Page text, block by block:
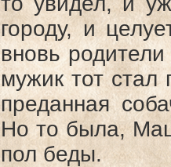
городу, и
вновь
мужик тот стал
преданная
Но то была,
пол беды.